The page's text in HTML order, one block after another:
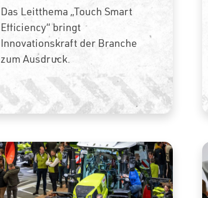
Das Leitthema „Touch Smart
Efficiency“ bringt
Innovationskraft der Branche
zum Ausdruck.